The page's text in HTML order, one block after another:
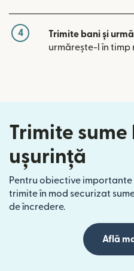
4 Trimite bani și
urmărește-l în timp
Trimite sume
ușurință
Pentru obiective importante
trimite în mod securizat
de încredere.
Află